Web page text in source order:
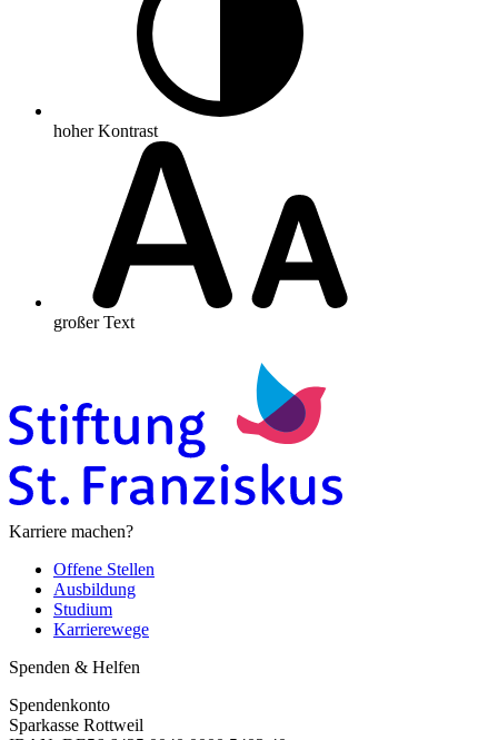
hoher Kontrast
großer Text
Karriere machen?
Offene Stellen
Ausbildung
Studium
Karrierewege
Spenden & Helfen
Spendenkonto
Sparkasse Rottweil